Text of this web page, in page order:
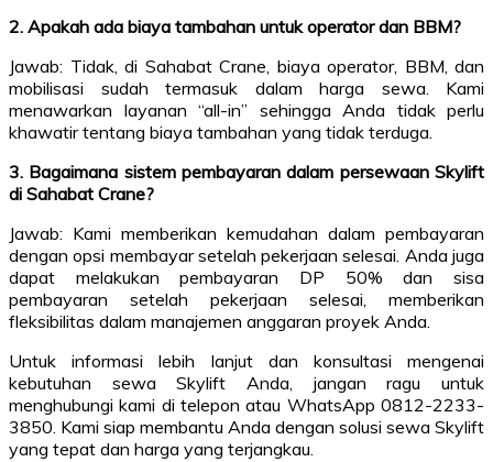
2. Apakah ada biaya tambahan untuk operator dan BBM?
Jawab: Tidak, di Sahabat Crane, biaya operator, BBM, dan
mobilisasi sudah termasuk dalam harga sewa. Kami
menawarkan layanan “all-in” sehingga Anda tidak perlu
khawatir tentang biaya tambahan yang tidak terduga.
3. Bagaimana sistem pembayaran dalam persewaan Skylift
di Sahabat Crane?
Jawab: Kami memberikan kemudahan dalam pembayaran
dengan opsi membayar setelah pekerjaan selesai. Anda juga
dapat melakukan pembayaran DP 50% dan sisa
pembayaran setelah pekerjaan selesai, memberikan
fleksibilitas dalam manajemen anggaran proyek Anda.
Untuk informasi lebih lanjut dan konsultasi mengenai
kebutuhan sewa Skylift Anda, jangan ragu untuk
menghubungi kami di telepon atau WhatsApp 0812-2233-
3850. Kami siap membantu Anda dengan solusi sewa Skylift
yang tepat dan harga yang terjangkau.